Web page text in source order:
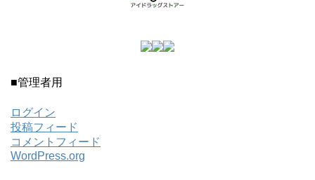
■管理者用
ログイン
投稿フィード
コメントフィード
WordPress.org